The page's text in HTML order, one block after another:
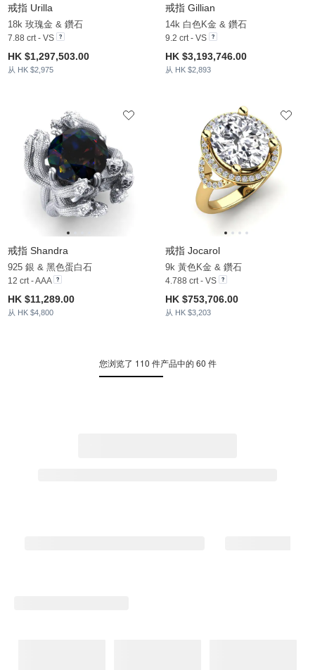
戒指 Urilla
18k 玫瑰金 & 鑽石
7.88 crt - VS
HK $1,297,503.00
从 HK $2,975
戒指 Gillian
14k 白色K金 & 鑽石
9.2 crt - VS
HK $3,193,746.00
从 HK $2,893
戒指 Shandra
925 銀 & 黑色蛋白石
12 crt - AAA
HK $11,289.00
从 HK $4,800
戒指 Jocarol
9k 黃色K金 & 鑽石
4.788 crt - VS
HK $753,706.00
从 HK $3,203
您浏览了 110 件产品中的 60 件